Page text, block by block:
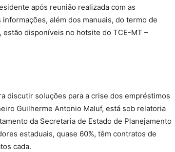
após reunião realizada com as
além dos manuais, do termo de
disponíveis no hotsite do TCE-MT –
discutir soluções para a crise dos empréstimos
Guilherme Antonio Maluf, está sob relatoria
da Secretaria de Estado de Planejamento
estaduais, quase 60%, têm contratos de
cada.